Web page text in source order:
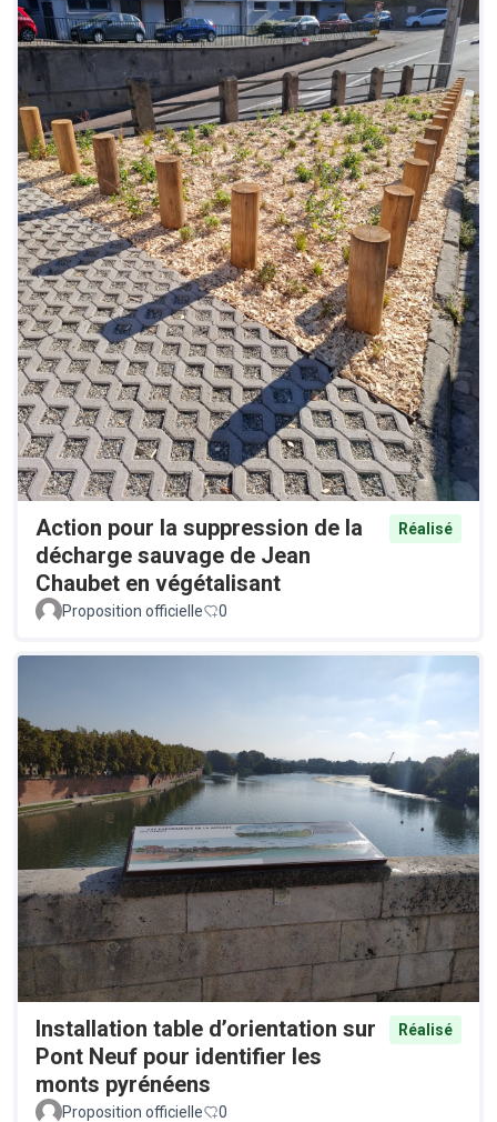
Action pour la suppression de la
décharge sauvage de Jean
Chaubet en végétalisant
Réalisé
Proposition officielle 0
Installation table d’orientation sur
Pont Neuf pour identifier les
monts pyrénéens
Réalisé
Proposition officielle 0